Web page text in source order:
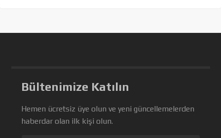
Bültenimize Katılın
Hemen ücretsiz üye olun ve yeni güncellemelerden
haberdar olan ilk kişi olun.